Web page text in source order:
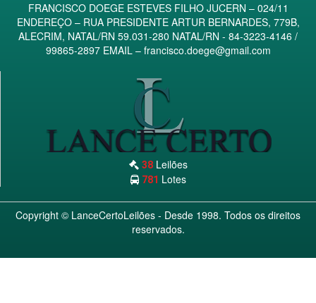
FRANCISCO DOEGE ESTEVES FILHO JUCERN – 024/11
ENDEREÇO – RUA PRESIDENTE ARTUR BERNARDES, 779B,
ALECRIM, NATAL/RN 59.031-280 NATAL/RN - 84-3223-4146 /
99865-2897 EMAIL – francisco.doege@gmail.com
38 Leilões
781 Lotes
Copyright © LanceCertoLeilões - Desde 1998. Todos os direitos
reservados.